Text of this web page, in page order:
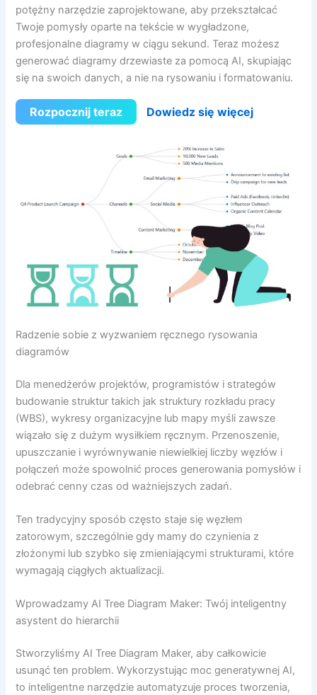
potężny narzędzie zaprojektowane, aby przekształcać
Twoje pomysły oparte na tekście w wygładzone,
profesjonalne diagramy w ciągu sekund. Teraz możesz
generować diagramy drzewiaste za pomocą AI, skupiając
się na swoich danych, a nie na rysowaniu i formatowaniu.
Rozpocznij teraz Dowiedz się więcej
Radzenie sobie z wyzwaniem ręcznego rysowania
diagramów
Dla menedżerów projektów, programistów i strategów
budowanie struktur takich jak struktury rozkładu pracy
(WBS), wykresy organizacyjne lub mapy myśli zawsze
wiązało się z dużym wysiłkiem ręcznym. Przenoszenie,
upuszczanie i wyrównywanie niewielkiej liczby węzłów i
połączeń może spowolnić proces generowania pomysłów i
odebrać cenny czas od ważniejszych zadań.
Ten tradycyjny sposób często staje się węzłem
zatorowym, szczególnie gdy mamy do czynienia z
złożonymi lub szybko się zmieniającymi strukturami, które
wymagają ciągłych aktualizacji.
Wprowadzamy AI Tree Diagram Maker: Twój inteligentny
asystent do hierarchii
Stworzyliśmy AI Tree Diagram Maker, aby całkowicie
usunąć ten problem. Wykorzystując moc generatywnej AI,
to inteligentne narzędzie automatyzuje proces tworzenia,